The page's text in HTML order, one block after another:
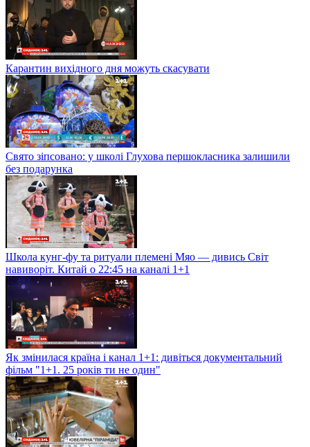
Карантин вихідного дня можуть скасувати
Свято зіпсовано: у школі Глухова першокласника залишили
без подарунка
Школа кунг-фу та ритуали племені Мяо — дивись Світ
навиворіт. Китай о 22:45 на каналі 1+1
Як змінилася країна і канал 1+1: дивіться документальний
фільм "1+1. 25 років ти не один"